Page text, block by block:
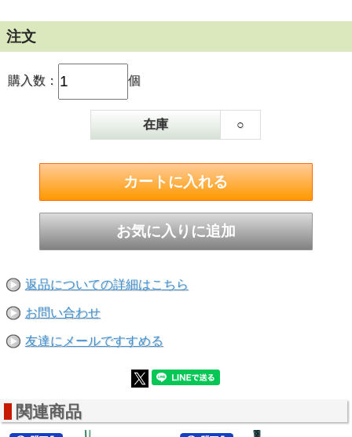
注文
購入数： 個
在庫 ○
返品についての詳細はこちら
お問い合わせ
友達にメールですすめる
関連商品